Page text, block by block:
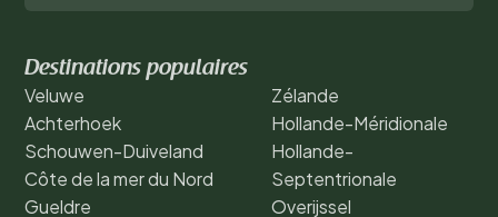
Destinations populaires
Veluwe
Achterhoek
Schouwen-Duiveland
Côte de la mer du Nord
Gueldre
Zélande
Hollande-Méridionale
Hollande-
Septentrionale
Overijssel